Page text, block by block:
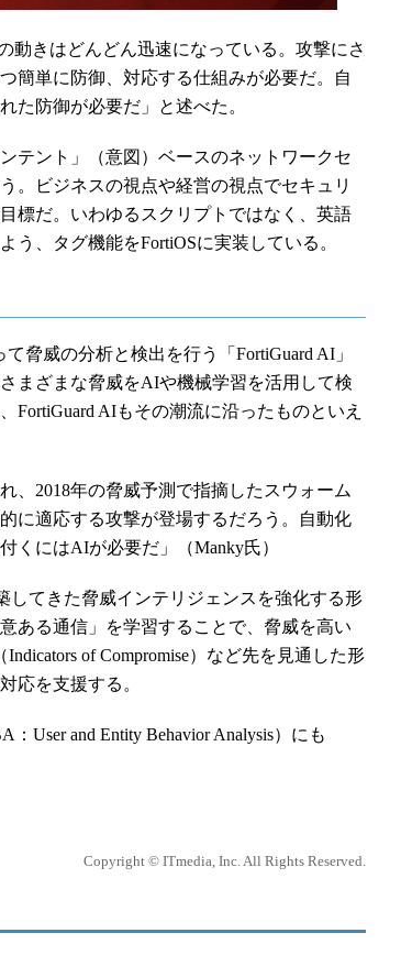
きはどんどん迅速になっている。攻撃にさ
簡単に防御、対応する仕組みが必要だ。自
た防御が必要だ」と述べた。
テント」（意図）ベースのネットワークセ
。ビジネスの視点や経営の視点でセキュリ
標だ。いわゆるスクリプトではなく、英語
う、タグ機能をFortiOSに実装している。
脅威の分析と検出を行う「FortiGuard AI」
まざまな脅威をAIや機械学習を活用して検
FortiGuard AIもその潮流に沿ったものといえ
2018年の脅威予測で指摘したスウォーム
に適応する攻撃が登場するだろう。自動化
くにはAIが必要だ」（Manky氏）
てきた脅威インテリジェンスを強化する形
ある通信」を学習することで、脅威を高い
of Compromise）など先を見通した形
応を支援する。
User and Entity Behavior Analysis）にも
Copyright © ITmedia, Inc. All Rights Reserved.